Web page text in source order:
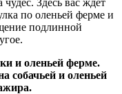
по оленьей ферме и
подлинной
и оленьей ферме.
собачьей и оленьей